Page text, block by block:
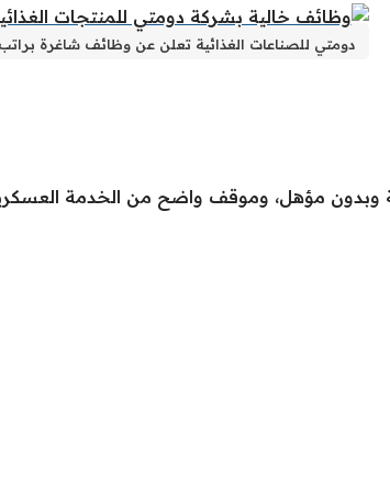
دومتي للصناعات الغذائية تعلن عن وظائف شاغرة براتب يبدأ من
وموقف واضح من الخدمة العسكرية، وان لا يزيد